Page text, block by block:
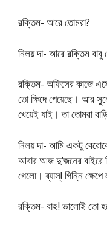
রক্তিম- আরে তোমরা?
নিলয় দা- আরে রক্তিম বাবু
রক্তিম- অফিসের কাজে
তো ক্ষিদে পেয়েছে। আর
খেয়েই যাই। তা তোমরা
নিলয় দা- আমি একটু
আবার আজ দু’জনের বাইরে
গেলো। ব্যাস্! গিন্নি
রক্তিম- বাহ! ভালোই তো